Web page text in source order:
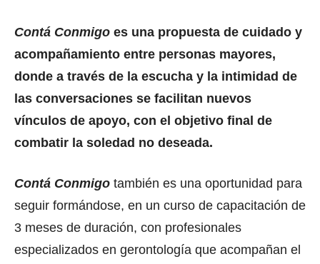
Contá Conmigo es una propuesta de cuidado y
acompañamiento entre personas mayores,
donde a través de la escucha y la intimidad de
las conversaciones se facilitan nuevos
vínculos de apoyo, con el objetivo final de
combatir la soledad no deseada.
Contá Conmigo también es una oportunidad para
seguir formándose, en un curso de capacitación de
3 meses de duración, con profesionales
especializados en gerontología que acompañan el